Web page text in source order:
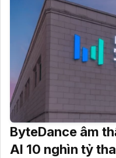
ByteDance âm
AI 10 nghìn tỷ